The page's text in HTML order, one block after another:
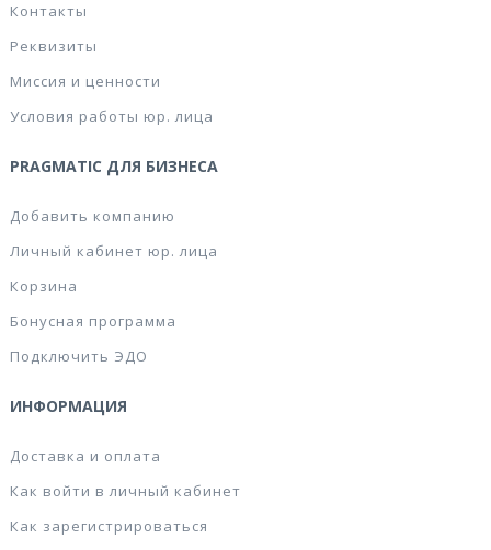
Контакты
Реквизиты
Миссия и ценности
Условия работы юр. лица
PRAGMATIC ДЛЯ БИЗНЕСА
Добавить компанию
Личный кабинет юр. лица
Корзина
Бонусная программа
Подключить ЭДО
ИНФОРМАЦИЯ
Доставка и оплата
Как войти в личный кабинет
Как зарегистрироваться